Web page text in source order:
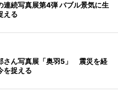
連続写真展第4弾 バブル景気に生
える
さん写真展「奥羽5」 震災を経
を捉える